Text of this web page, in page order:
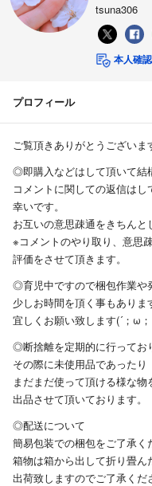
tsuna306
本人確
プロフィール
ご覧頂きありがとうございま
◎即購入などはして頂いて結
コメントに関しての返信はし
幸いです。
お互いの意思疎通をきちんと
※コメントのやり取り、意思
評価をさせて頂きます。
◎育児中ですので梱包作業や
少しお時間を頂く事もありま
宜しくお願い致します(´；ω
◎断捨離を定期的に行ってお
その際に未使用品であったり
まだまだ使って頂ける様な物
出品させて頂いております。
◎配送について
簡易包装での梱包をご了承く
箱物は箱から出して折り畳ん
出荷致しますのでご了承くだ